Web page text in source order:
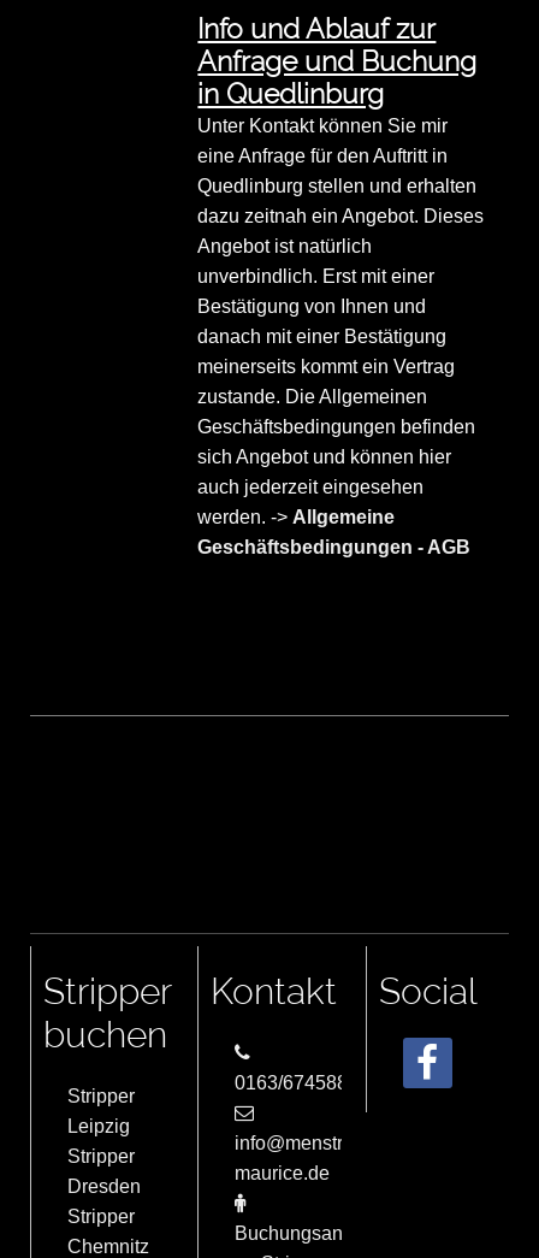
Info und Ablauf zur
Anfrage und Buchung
in Quedlinburg
Unter Kontakt können Sie mir
eine Anfrage für den Auftritt in
Quedlinburg stellen und erhalten
dazu zeitnah ein Angebot. Dieses
Angebot ist natürlich
unverbindlich. Erst mit einer
Bestätigung von Ihnen und
danach mit einer Bestätigung
meinerseits kommt ein Vertrag
zustande. Die Allgemeinen
Geschäftsbedingungen befinden
sich Angebot und können hier
auch jederzeit eingesehen
werden. ->Allgemeine
Geschäftsbedingungen - AGB
Stripper
buchen
Stripper
Leipzig
Stripper
Dresden
Stripper
Chemnitz
Kontakt
0163/6745884
info@menstrip-
maurice.de
Buchungsanfrage
Social